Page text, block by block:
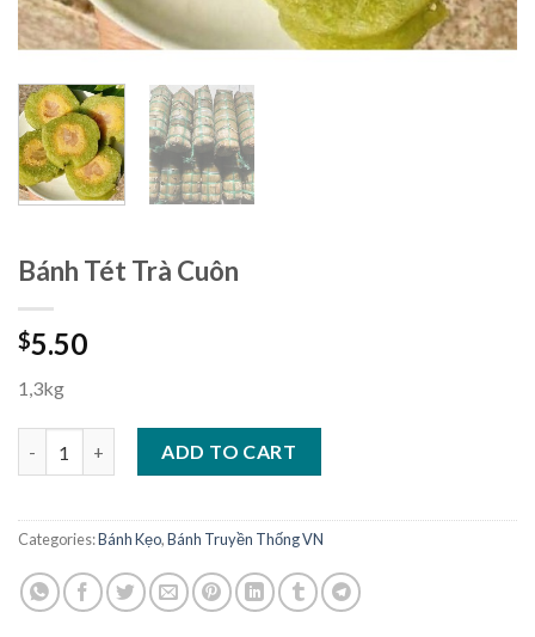
Bánh Tét Trà Cuôn
$5.50
1,3kg
ADD TO CART
Categories:Bánh Kẹo,Bánh Truyền Thống VN